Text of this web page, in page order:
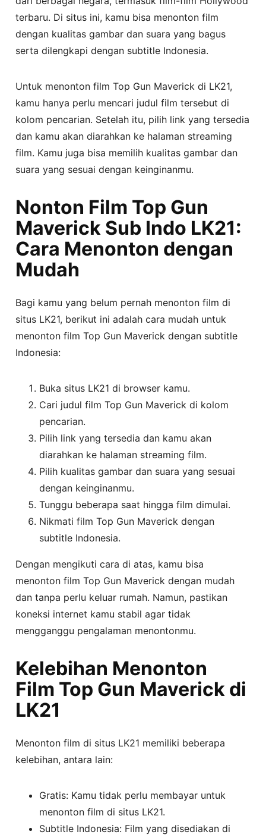
terbaru. Di situs ini, kamu bisa menonton film
dengan kualitas gambar dan suara yang bagus
serta dilengkapi dengan subtitle Indonesia.
Untuk menonton film Top Gun Maverick di LK21,
kamu hanya perlu mencari judul film tersebut di
kolom pencarian. Setelah itu, pilih link yang tersedia
dan kamu akan diarahkan ke halaman streaming
film. Kamu juga bisa memilih kualitas gambar dan
suara yang sesuai dengan keinginanmu.
Nonton Film Top Gun
Maverick Sub Indo LK21:
Cara Menonton dengan
Mudah
Bagi kamu yang belum pernah menonton film di
situs LK21, berikut ini adalah cara mudah untuk
menonton film Top Gun Maverick dengan subtitle
Indonesia:
Buka situs LK21 di browser kamu.
Cari judul film Top Gun Maverick di kolom
pencarian.
Pilih link yang tersedia dan kamu akan
diarahkan ke halaman streaming film.
Pilih kualitas gambar dan suara yang sesuai
dengan keinginanmu.
Tunggu beberapa saat hingga film dimulai.
Nikmati film Top Gun Maverick dengan
subtitle Indonesia.
Dengan mengikuti cara di atas, kamu bisa
menonton film Top Gun Maverick dengan mudah
dan tanpa perlu keluar rumah. Namun, pastikan
koneksi internet kamu stabil agar tidak
mengganggu pengalaman menontonmu.
Kelebihan Menonton
Film Top Gun Maverick di
LK21
Menonton film di situs LK21 memiliki beberapa
kelebihan, antara lain:
Gratis: Kamu tidak perlu membayar untuk
menonton film di situs LK21.
Subtitle Indonesia: Film yang disediakan di